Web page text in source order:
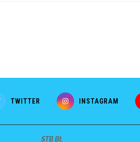
TWITTER INSTAGRAM
STB Bt.